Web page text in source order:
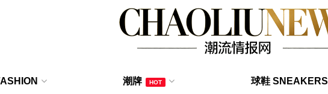
潮牌 HOT 球鞋 SNEAKERS